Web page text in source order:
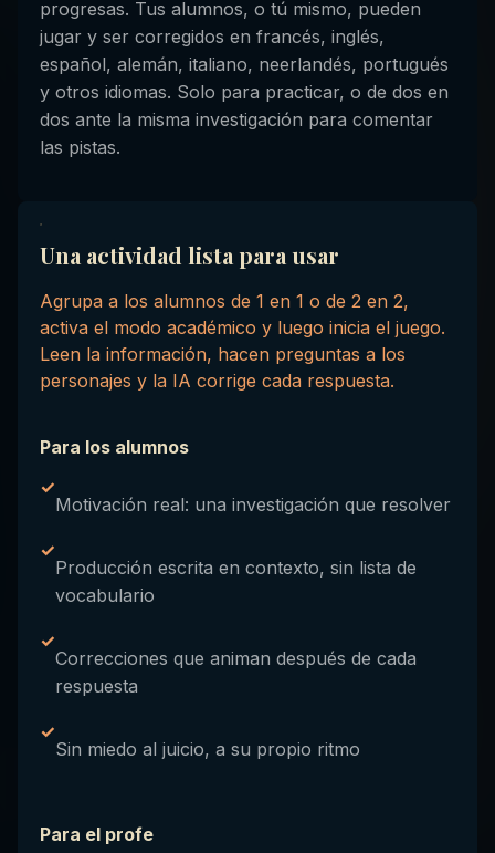
progresas. Tus alumnos, o tú mismo, pueden
jugar y ser corregidos en francés, inglés,
español, alemán, italiano, neerlandés, portugués
y otros idiomas. Solo para practicar, o de dos en
dos ante la misma investigación para comentar
las pistas.
Una actividad lista para usar
Agrupa a los alumnos de 1 en 1 o de 2 en 2,
activa el modo académico y luego inicia el juego.
Leen la información, hacen preguntas a los
personajes y la IA corrige cada respuesta.
Para los alumnos
✓
Motivación real: una investigación que resolver
✓
Producción escrita en contexto, sin lista de
vocabulario
✓
Correcciones que animan después de cada
respuesta
✓
Sin miedo al juicio, a su propio ritmo
Para el profe